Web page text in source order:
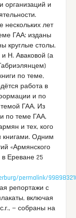
организаций и
нескольких лет
ГАА: изданы
круглые столы,
Н. Аваковой (а
по теме,
работа в
и по
ГАА. Из
по теме ГАА,
и тех, кого
книгами. Одним
«Армянского
Ереване 25
permalink/
репортажи с
включая
— собраны на